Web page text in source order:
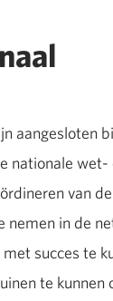
aangesloten
nationale
van
nemen in de
succes te
te